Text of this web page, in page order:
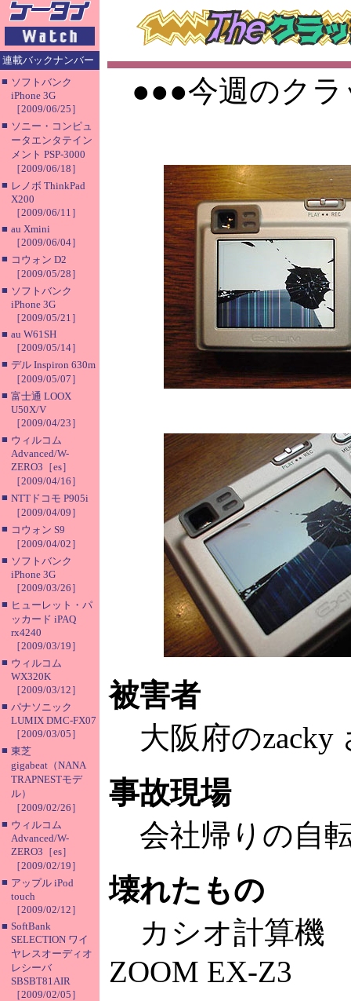
連載バックナンバー
■ ソフトバンク
iPhone 3G
［2009/06/25］
■ ソニー・コンピュ
ータエンタテイン
メント PSP-3000
［2009/06/18］
■ レノボ ThinkPad
X200
［2009/06/11］
■ au Xmini
［2009/06/04］
■ コウォン D2
［2009/05/28］
■ ソフトバンク
iPhone 3G
［2009/05/21］
■ au W61SH
［2009/05/14］
■ デル Inspiron 630m
［2009/05/07］
■ 富士通 LOOX
U50X/V
［2009/04/23］
■ ウィルコム
Advanced/W-
ZERO3［es］
［2009/04/16］
■ NTTドコモ P905i
［2009/04/09］
■ コウォン S9
［2009/04/02］
■ ソフトバンク
iPhone 3G
［2009/03/26］
■ ヒューレット・パ
ッカード iPAQ
rx4240
［2009/03/19］
■ ウィルコム
WX320K
［2009/03/12］
■ パナソニック
LUMIX DMC-FX07
［2009/03/05］
■ 東芝
gigabeat（NANA
TRAPNESTモデ
ル）
［2009/02/26］
■ ウィルコム
Advanced/W-
ZERO3［es］
［2009/02/19］
■ アップル iPod
touch
［2009/02/12］
■ SoftBank
SELECTION ワイ
ヤレスオーディオ
レシーバ
SBSBT81AIR
［2009/02/05］
●●●今週のク
被害者
大阪府のzacky
事故現場
会社帰りの自
壊れたもの
カシオ計算機
ZOOM EX-Z3